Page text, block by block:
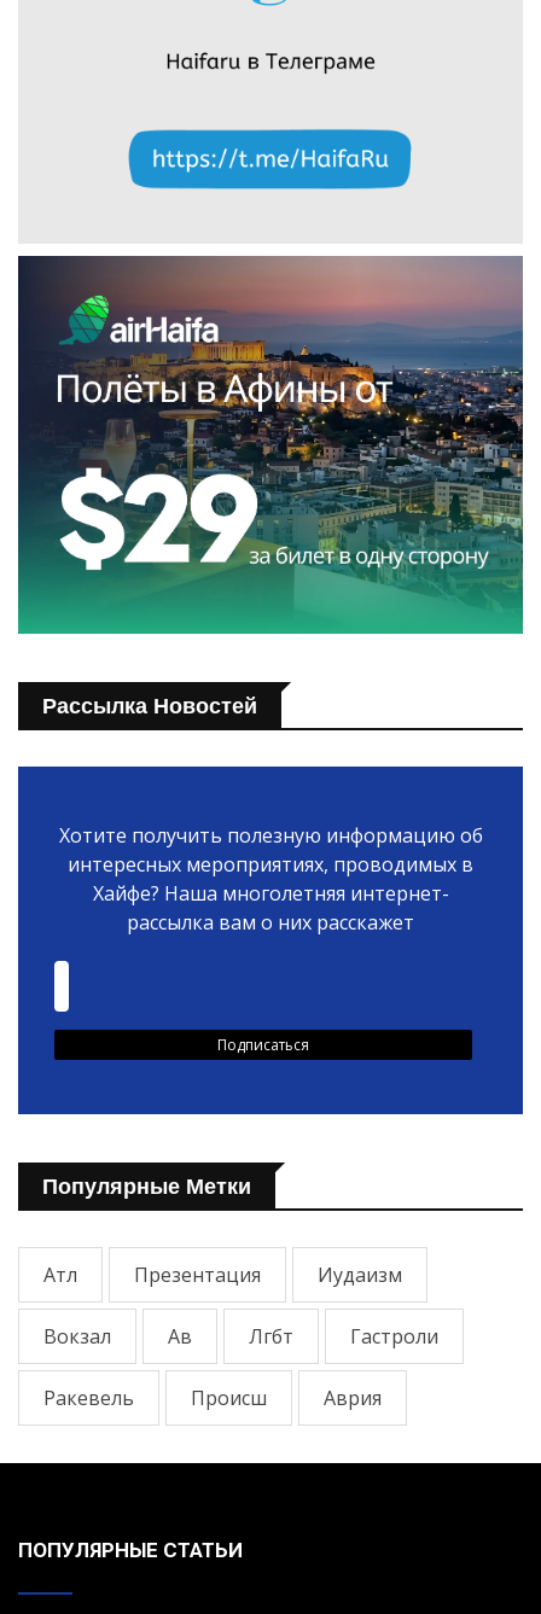
Рассылка Новостей
Хотите получить полезную информацию об
интересных мероприятиях, проводимых в
Хайфе? Наша многолетняя интернет-
рассылка вам о них расскажет
Популярные Метки
Атл Презентация Иудаизм
Вокзал Ав Лгбт Гастроли
Ракевель Происш Аврия
ПОПУЛЯРНЫЕ СТАТЬИ